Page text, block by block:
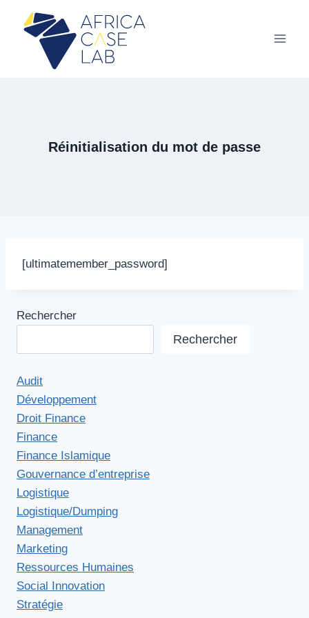
contenu
Réinitialisation du mot de passe
[ultimatemember_password]
Rechercher
Rechercher
Audit
Développement
Droit Finance
Finance
Finance Islamique
Gouvernance d’entreprise
Logistique
Logistique/Dumping
Management
Marketing
Ressources Humaines
Social Innovation
Stratégie